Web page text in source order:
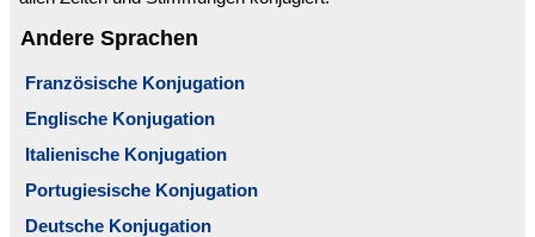
Andere Sprachen
Französische Konjugation
Englische Konjugation
Italienische Konjugation
Portugiesische Konjugation
Deutsche Konjugation